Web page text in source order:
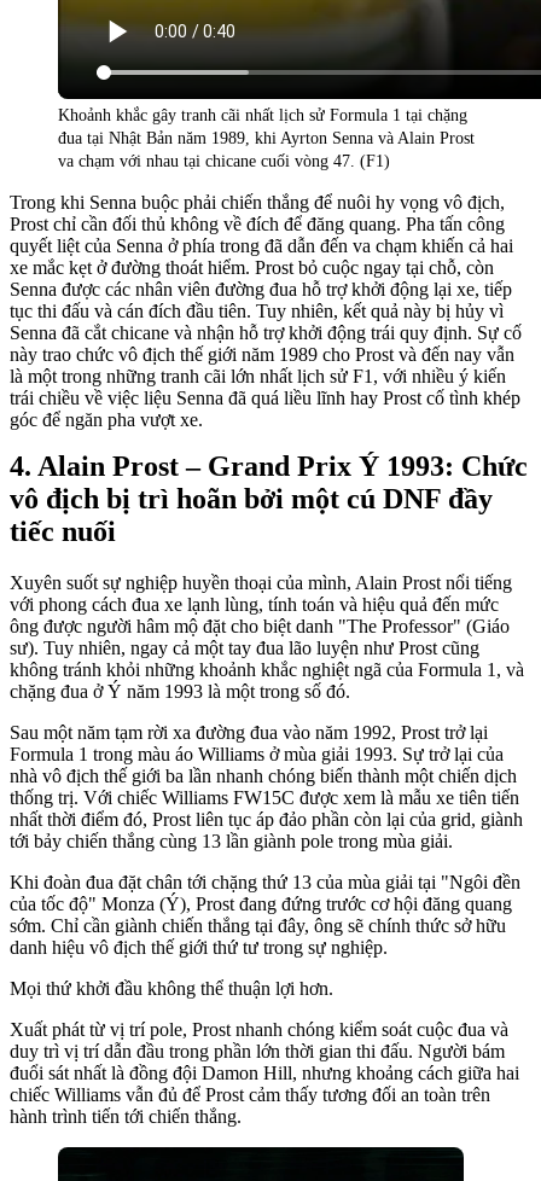
Khoảnh khắc gây tranh cãi nhất lịch sử Formula 1 tại chặng
đua tại Nhật Bản năm 1989, khi Ayrton Senna và Alain Prost
va chạm với nhau tại chicane cuối vòng 47. (F1)
Trong khi Senna buộc phải chiến thắng để nuôi hy vọng vô địch,
Prost chỉ cần đối thủ không về đích để đăng quang. Pha tấn công
quyết liệt của Senna ở phía trong đã dẫn đến va chạm khiến cả hai
xe mắc kẹt ở đường thoát hiểm. Prost bỏ cuộc ngay tại chỗ, còn
Senna được các nhân viên đường đua hỗ trợ khởi động lại xe, tiếp
tục thi đấu và cán đích đầu tiên. Tuy nhiên, kết quả này bị hủy vì
Senna đã cắt chicane và nhận hỗ trợ khởi động trái quy định. Sự cố
này trao chức vô địch thế giới năm 1989 cho Prost và đến nay vẫn
là một trong những tranh cãi lớn nhất lịch sử F1, với nhiều ý kiến
trái chiều về việc liệu Senna đã quá liều lĩnh hay Prost cố tình khép
góc để ngăn pha vượt xe.
Alain Prost – Grand Prix Ý 1993: Chức
vô địch bị trì hoãn bởi một cú DNF đầy
tiếc nuối
Xuyên suốt sự nghiệp huyền thoại của mình, Alain Prost nổi tiếng
với phong cách đua xe lạnh lùng, tính toán và hiệu quả đến mức
ông được người hâm mộ đặt cho biệt danh "The Professor" (Giáo
sư). Tuy nhiên, ngay cả một tay đua lão luyện như Prost cũng
không tránh khỏi những khoảnh khắc nghiệt ngã của Formula 1, và
chặng đua ở Ý năm 1993 là một trong số đó.
Sau một năm tạm rời xa đường đua vào năm 1992, Prost trở lại
Formula 1 trong màu áo Williams ở mùa giải 1993. Sự trở lại của
nhà vô địch thế giới ba lần nhanh chóng biến thành một chiến dịch
thống trị. Với chiếc Williams FW15C được xem là mẫu xe tiên tiến
nhất thời điểm đó, Prost liên tục áp đảo phần còn lại của grid, giành
tới bảy chiến thắng cùng 13 lần giành pole trong mùa giải.
Khi đoàn đua đặt chân tới chặng thứ 13 của mùa giải tại "Ngôi đền
của tốc độ" Monza (Ý), Prost đang đứng trước cơ hội đăng quang
sớm. Chỉ cần giành chiến thắng tại đây, ông sẽ chính thức sở hữu
danh hiệu vô địch thế giới thứ tư trong sự nghiệp.
Mọi thứ khởi đầu không thể thuận lợi hơn.
Xuất phát từ vị trí pole, Prost nhanh chóng kiểm soát cuộc đua và
duy trì vị trí dẫn đầu trong phần lớn thời gian thi đấu. Người bám
đuổi sát nhất là đồng đội Damon Hill, nhưng khoảng cách giữa hai
chiếc Williams vẫn đủ để Prost cảm thấy tương đối an toàn trên
hành trình tiến tới chiến thắng.